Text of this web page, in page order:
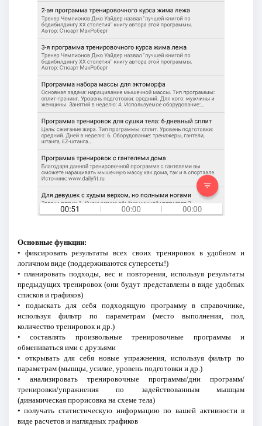
Основные функции:
• фиксировать результаты всех своих тренировок в удобном и
логичном виде (поддерживаются суперсеты!)
• планировать подходы, вес и повторения, используя результаты
предыдущих тренировок (они будут представлены в виде удобных
списков и графиков)
• подыскать для себя подходящую программу в справочнике,
используя фильтр по параметрам (место выполнения, пол,
количество тренировок и др.)
• составлять произвольные тренировочные программы и
обмениваться ими с друзьями
• открывать для себя новые упражнения, используя фильтр по
параметрам (мышцы, усилие, уровень подготовки и др.)
• анализировать тренировочные программы/дни программ/
тренировки/упражнения по задействованным мышцам
(динамическая прорисовка на схеме тела)
• получать статистическую информацию по вашей активности в
виде расчетов и наглядных графиков